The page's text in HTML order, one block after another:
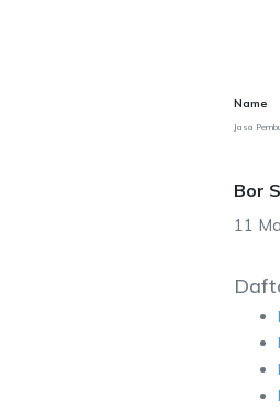
Name
Jasa
Bor
11